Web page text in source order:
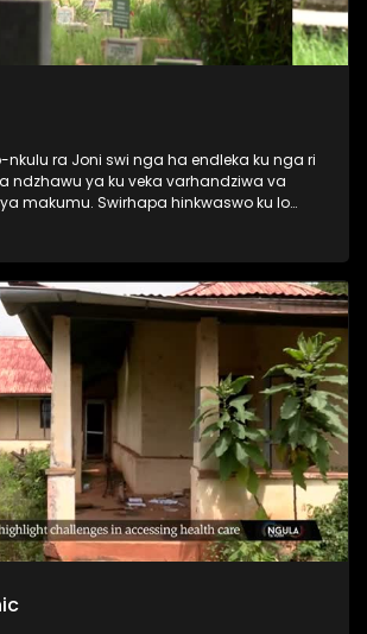
ra Joni swi nga ha endleka ku nga ri
ndzhawu ya ku veka varhandziwa va
makumu. Swirhapa hinkwaswo ku lo